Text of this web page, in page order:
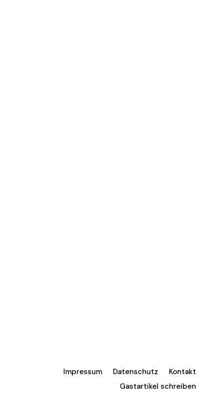
Impressum Datenschutz
Kontakt
Gastartikel schreiben